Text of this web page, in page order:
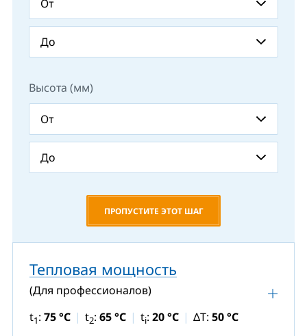
Высота (мм)
ПРОПУСТИТЕ ЭТОТ ШАГ
Тепловая мощность
(Для профессионалов)
t1: 75 °C t2: 65 °C ti: 20 °C ΔT: 50 °C